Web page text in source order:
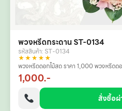
พวงหรีดกระดาน ST-0134
รหัสสินค้า: ST-0134
★★★★★
พวงหรีดดอกไม้สด ราคา 1,000 พวงหรีด
1,000.-
สั่งซื้อผ่